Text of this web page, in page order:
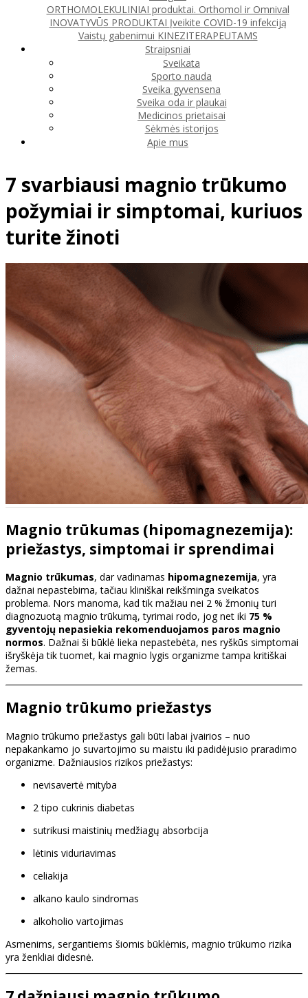
ORTHOMOLEKULINIAI produktai. Orthomol ir Omnival
INOVATYVŪS PRODUKTAI Įveikite COVID-19 infekciją
Vaistų gabenimui KINEZITERAPEUTAMS
Straipsniai
Sveikata
Sporto nauda
Sveika gyvensena
Sveika oda ir plaukai
Medicinos prietaisai
Sėkmės istorijos
Apie mus
7 svarbiausi magnio trūkumo
požymiai ir simptomai, kuriuos
turite žinoti
Magnio trūkumas (hipomagnezemija):
priežastys, simptomai ir sprendimai
Magnio trūkumas, dar vadinamas hipomagnezemija, yra
dažnai nepastebima, tačiau kliniškai reikšminga sveikatos
problema. Nors manoma, kad tik mažiau nei 2 % žmonių turi
diagnozuotą magnio trūkumą, tyrimai rodo, jog net iki 75 %
gyventojų nepasiekia rekomenduojamos paros magnio
normos. Dažnai ši būklė lieka nepastebėta, nes ryškūs simptomai
išryškėja tik tuomet, kai magnio lygis organizme tampa kritiškai
žemas.
Magnio trūkumo priežastys
Magnio trūkumo priežastys gali būti labai įvairios – nuo
nepakankamo jo suvartojimo su maistu iki padidėjusio praradimo
organizme. Dažniausios rizikos priežastys:
nevisavertė mityba
2 tipo cukrinis diabetas
sutrikusi maistinių medžiagų absorbcija
lėtinis viduriavimas
celiakija
alkano kaulo sindromas
alkoholio vartojimas
Asmenims, sergantiems šiomis būklėmis, magnio trūkumo rizika
yra ženkliai didesnė.